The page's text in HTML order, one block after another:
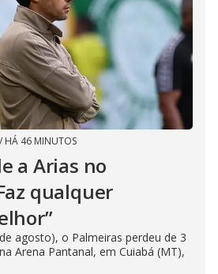
/ HÁ 46 MINUTOS
a Arias no
qualquer
agosto), o Palmeiras perdeu de 3
Arena Pantanal, em Cuiabá (MT),